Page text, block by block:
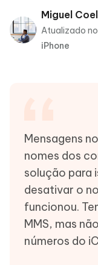
PDF
Editor
Miguel
Atualizado
iPhone
Mensagens
nomes dos
solução para
desativar o
funcionou.
MMS, mas
números do